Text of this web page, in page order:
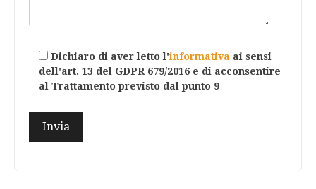
Dichiaro di aver letto l'informativa ai sensi
dell'art. 13 del GDPR 679/2016 e di acconsentire
al Trattamento previsto dal punto 9